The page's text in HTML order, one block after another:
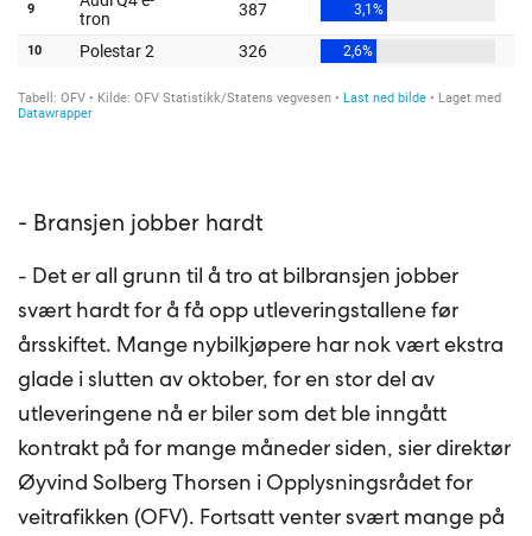
- Bransjen jobber hardt
- Det er all grunn til å tro at bilbransjen jobber
svært hardt for å få opp utleveringstallene før
årsskiftet. Mange nybilkjøpere har nok vært ekstra
glade i slutten av oktober, for en stor del av
utleveringene nå er biler som det ble inngått
kontrakt på for mange måneder siden, sier direktør
Øyvind Solberg Thorsen i Opplysningsrådet for
veitrafikken (OFV). Fortsatt venter svært mange på